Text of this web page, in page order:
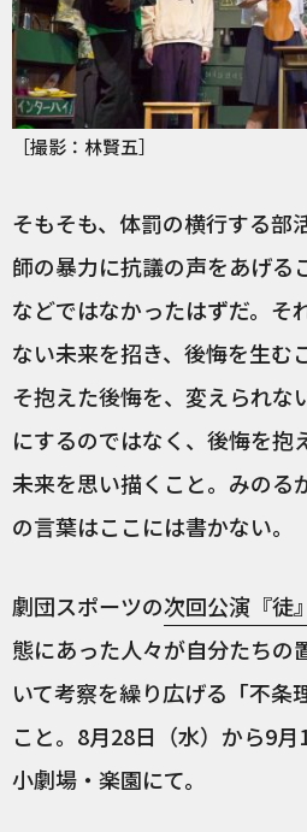
［撮影：林賢五］
そもそも、体罰の横行する部
師の暴力に抗議の声をあげる
などではなかったはずだ。そ
ない未来を招き、後悔を生む
そ抱えた後悔を、変えられな
にするのではなく、後悔を抱
未来を思い描くこと。みのる
の言葉はここには書かない。
劇団スポーツの次回公演『徒』
態にあった人々が自分たちの
いて考察を繰り広げる「不条
こと。8月28日（水）から9
小劇場・楽園にて。